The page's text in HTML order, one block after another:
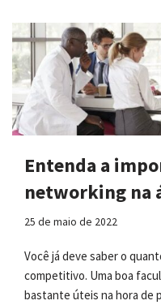
Entenda a
networking na
25 de maio de 2022
Você já deve saber o
competitivo. Uma boa
bastante úteis na hora de